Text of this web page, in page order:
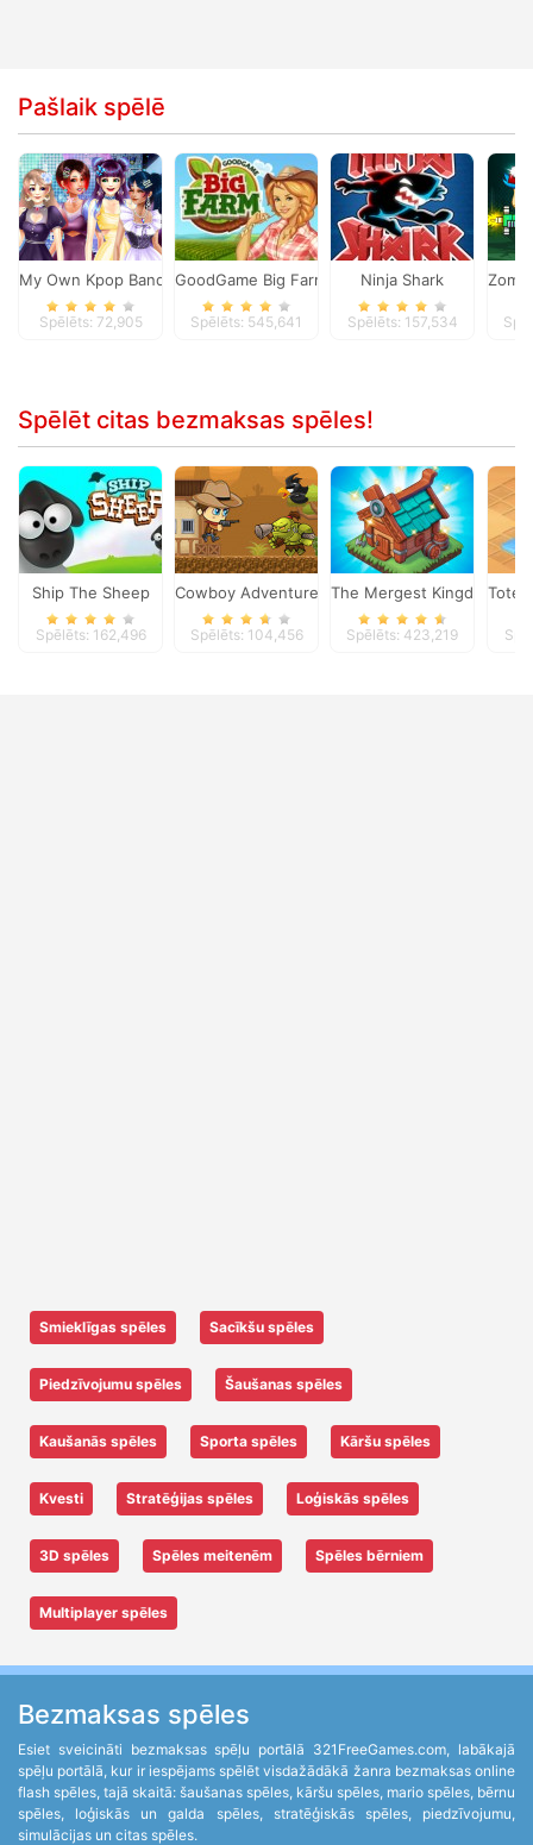
Pašlaik spēlē
My Own Kpop Band
Spēlēts: 72,905
GoodGame Big Farm
Spēlēts: 545,641
Ninja Shark
Spēlēts: 157,534
Spēlēt citas bezmaksas spēles!
Ship The Sheep
Spēlēts: 162,496
Cowboy Adventures
Spēlēts: 104,456
The Mergest Kingdom
Spēlēts: 423,219
Smieklīgas spēles Sacīkšu spēles
Piedzīvojumu spēles Šaušanas spēles
Kaušanās spēles Sporta spēles Kāršu spēles
Kvesti Stratēģijas spēles Loģiskās spēles
3D spēles Spēles meitenēm Spēles bērniem
Multiplayer spēles
Bezmaksas spēles
Esiet sveicināti bezmaksas spēļu portālā 321FreeGames.com, labākajā
spēļu portālā, kur ir iespējams spēlēt visdažādākā žanra bezmaksas online
flash spēles, tajā skaitā: šaušanas spēles, kāršu spēles, mario spēles, bērnu
spēles, loģiskās un galda spēles, stratēģiskās spēles, piedzīvojumu,
simulācijas un citas spēles.